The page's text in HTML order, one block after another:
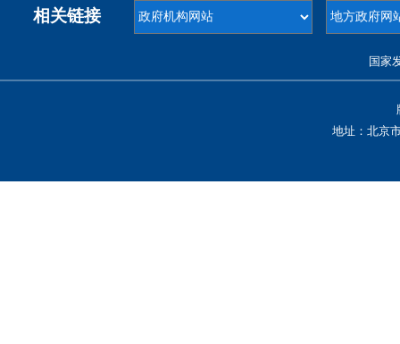
相关链接
国家
地址：北京